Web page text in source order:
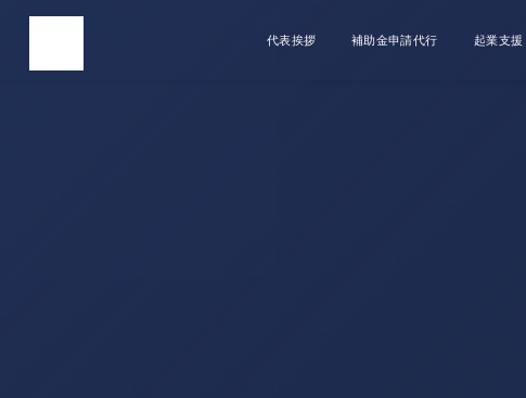
代表挨拶 補助金申請代行 起業支援